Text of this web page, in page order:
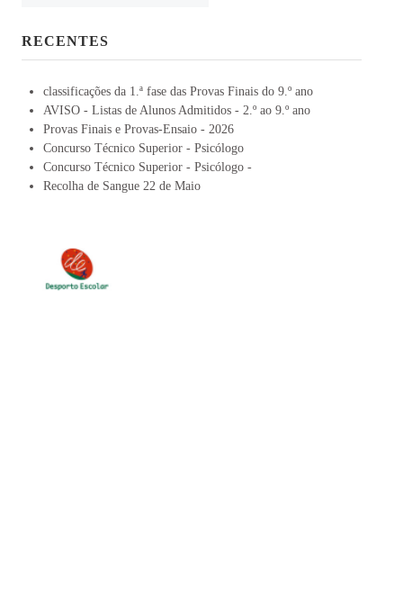
RECENTES
classificações da 1.ª fase das Provas Finais do 9.º ano
AVISO - Listas de Alunos Admitidos - 2.º ao 9.º ano
Provas Finais e Provas-Ensaio - 2026
Concurso Técnico Superior - Psicólogo
Concurso Técnico Superior - Psicólogo -
Recolha de Sangue 22 de Maio